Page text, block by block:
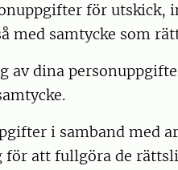
för utskick,
med samtycke som
av dina
i samband med
att fullgöra de